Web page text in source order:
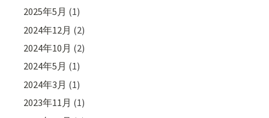
2025年5月 (1)
2024年12月 (2)
2024年10月 (2)
2024年5月 (1)
2024年3月 (1)
2023年11月 (1)